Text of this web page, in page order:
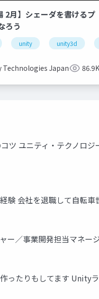
2月】シェーダを書けるプ
ろう
unity unity3d
Technologies Japan 86.9K
ツ ユニティ・テクノロ
験 会社を退職して自転
ー／事業開発担当マネ
ったりもしてます Unity